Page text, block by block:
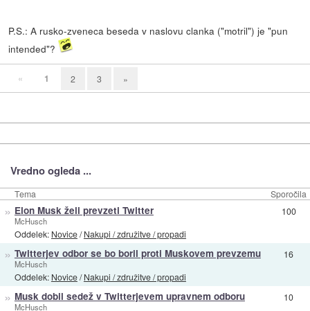
P.S.: A rusko-zveneca beseda v naslovu clanka ("motril") je "pun
intended"?
« 1 2 3 »
Vredno ogleda ...
Tema Sporočila
» Elon Musk želi prevzeti Twitter
McHusch
Oddelek: Novice/Nakupi / združitve / propadi
100
» Twitterjev odbor se bo boril proti Muskovem prevzemu
McHusch
Oddelek: Novice/Nakupi / združitve / propadi
16
» Musk dobil sedež v Twitterjevem upravnem odboru
McHusch
10